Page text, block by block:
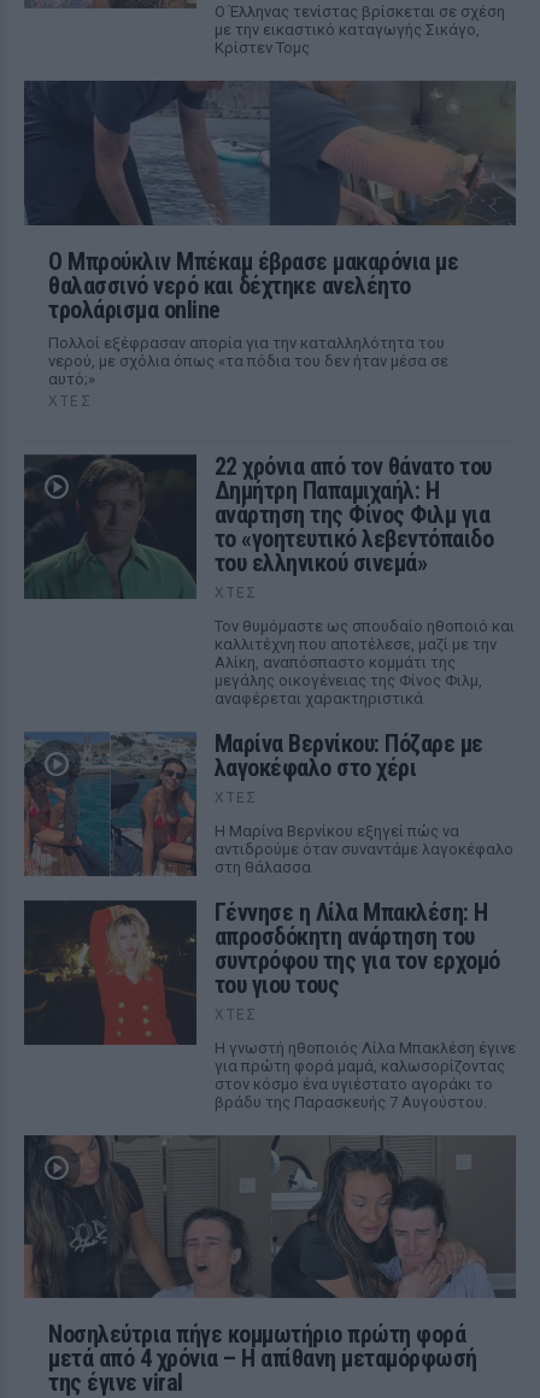
Ο Έλληνας τενίστας βρίσκεται σε σχέση
με την εικαστικό καταγωγής Σικάγο,
Κρίστεν Τομς
Ο Μπρούκλιν Μπέκαμ έβρασε μακαρόνια με
θαλασσινό νερό και δέχτηκε ανελέητο
τρολάρισμα online
Πολλοί εξέφρασαν απορία για την καταλληλότητα του
νερού, με σχόλια όπως «τα πόδια του δεν ήταν μέσα σε
αυτό;»
ΧΤΕΣ
22 χρόνια από τον θάνατο του
Δημήτρη Παπαμιχαήλ: Η
ανάρτηση της Φίνος Φιλμ για
το «γοητευτικό λεβεντόπαιδο
του ελληνικού σινεμά»
ΧΤΕΣ
Τον θυμόμαστε ως σπουδαίο ηθοποιό και
καλλιτέχνη που αποτέλεσε, μαζί με την
Αλίκη, αναπόσπαστο κομμάτι της
μεγάλης οικογένειας της Φίνος Φιλμ,
αναφέρεται χαρακτηριστικά
Μαρίνα Βερνίκου: Πόζαρε με
λαγοκέφαλο στο χέρι
ΧΤΕΣ
Η Μαρίνα Βερνίκου εξηγεί πώς να
αντιδρούμε όταν συναντάμε λαγοκέφαλο
στη θάλασσα
Γέννησε η Λίλα Μπακλέση: Η
απροσδόκητη ανάρτηση του
συντρόφου της για τον ερχομό
του γιου τους
ΧΤΕΣ
Η γνωστή ηθοποιός Λίλα Μπακλέση έγινε
για πρώτη φορά μαμά, καλωσορίζοντας
στον κόσμο ένα υγιέστατο αγοράκι το
βράδυ της Παρασκευής 7 Αυγούστου.
Νοσηλεύτρια πήγε κομμωτήριο πρώτη φορά
μετά από 4 χρόνια – Η απίθανη μεταμόρφωσή
της έγινε viral